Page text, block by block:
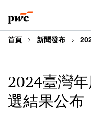
to
content
to
footer
首頁 新聞發布
2024臺灣
選結果公布